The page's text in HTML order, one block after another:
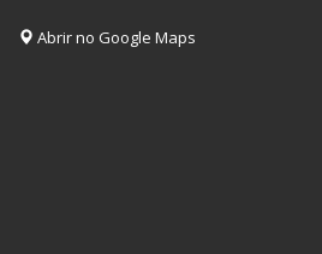
Abrir no Google Maps